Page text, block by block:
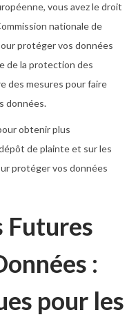
vous avez le droit
nationale de
protéger vos données
de la protection des
des mesures pour faire
données.
obtenir plus
de plainte et sur les
protéger vos données
Futures
:
pour les